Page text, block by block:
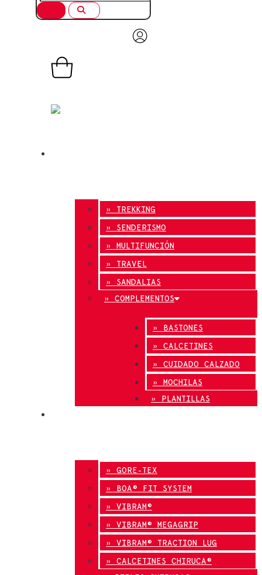
» TREKKING
» SENDERISMO
» MULTIFUNCIÓN
» TRAVEL
» SANDALIAS
» COMPLEMENTOS
» BASTONES
» CALCETINES
» CUIDADO CALZADO
» MOCHILAS
» PLANTILLAS
» GORE-TEX
» BOA® FIT SYSTEM
» VIBRAM®
» VIBRAM® MEGAGRIP
» VIBRAM® TRACTION LUG
» CALCETINES CHIRUCA®